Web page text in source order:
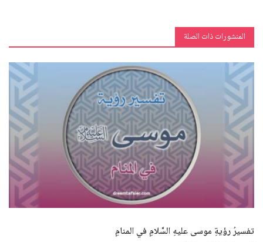
المنشورات ذات الصلة
تفسيرُ رؤيةِ موسى عليهِ السَّلامِ في المنامِ